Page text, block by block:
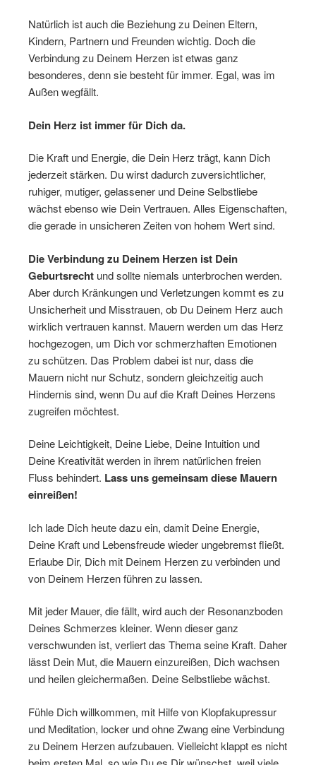
Natürlich ist auch die Beziehung zu Deinen Eltern,
Kindern, Partnern und Freunden wichtig. Doch die
Verbindung zu Deinem Herzen ist etwas ganz
besonderes, denn sie besteht für immer. Egal, was im
Außen wegfällt.
Dein Herz ist immer für Dich da.
Die Kraft und Energie, die Dein Herz trägt, kann Dich
jederzeit stärken. Du wirst dadurch zuversichtlicher,
ruhiger, mutiger, gelassener und Deine Selbstliebe
wächst ebenso wie Dein Vertrauen. Alles Eigenschaften,
die gerade in unsicheren Zeiten von hohem Wert sind.
Die Verbindung zu Deinem Herzen ist Dein
Geburtsrecht und sollte niemals unterbrochen werden.
Aber durch Kränkungen und Verletzungen kommt es zu
Unsicherheit und Misstrauen, ob Du Deinem Herz auch
wirklich vertrauen kannst. Mauern werden um das Herz
hochgezogen, um Dich vor schmerzhaften Emotionen
zu schützen. Das Problem dabei ist nur, dass die
Mauern nicht nur Schutz, sondern gleichzeitig auch
Hindernis sind, wenn Du auf die Kraft Deines Herzens
zugreifen möchtest.
Deine Leichtigkeit, Deine Liebe, Deine Intuition und
Deine Kreativität werden in ihrem natürlichen freien
Fluss behindert. Lass uns gemeinsam diese Mauern
einreißen!
Ich lade Dich heute dazu ein, damit Deine Energie,
Deine Kraft und Lebensfreude wieder ungebremst fließt.
Erlaube Dir, Dich mit Deinem Herzen zu verbinden und
von Deinem Herzen führen zu lassen.
Mit jeder Mauer, die fällt, wird auch der Resonanzboden
Deines Schmerzes kleiner. Wenn dieser ganz
verschwunden ist, verliert das Thema seine Kraft. Daher
lässt Dein Mut, die Mauern einzureißen, Dich wachsen
und heilen gleichermaßen. Deine Selbstliebe wächst.
Fühle Dich willkommen, mit Hilfe von Klopfakupressur
und Meditation, locker und ohne Zwang eine Verbindung
zu Deinem Herzen aufzubauen. Vielleicht klappt es nicht